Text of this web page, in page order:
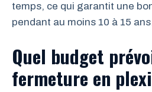
temps, ce qui garantit une
pendant au moins 10 à 15
Quel budget
fermeture en